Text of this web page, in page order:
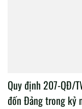
Quy định 207-QĐ/
đốn Đảng trong kỷ